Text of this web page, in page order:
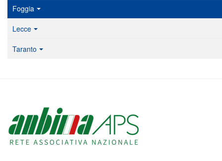
Foggia
Lecce
Taranto